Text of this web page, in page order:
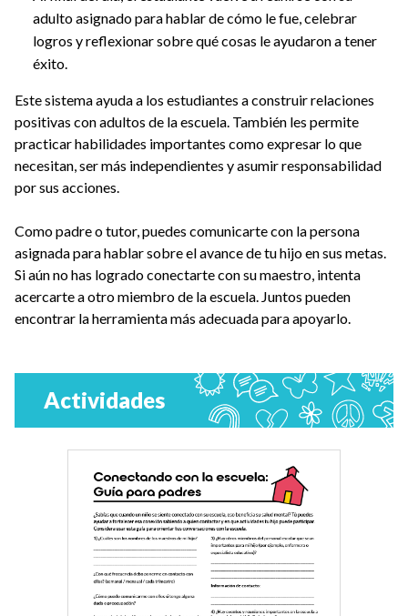
adulto asignado para hablar de cómo le fue, celebrar
logros y reflexionar sobre qué cosas le ayudaron a tener
éxito.
Este sistema ayuda a los estudiantes a construir relaciones
positivas con adultos de la escuela. También les permite
practicar habilidades importantes como expresar lo que
necesitan, ser más independientes y asumir responsabilidad
por sus acciones.
Como padre o tutor, puedes comunicarte con la persona
asignada para hablar sobre el avance de tu hijo en sus metas.
Si aún no has logrado conectarte con su maestro, intenta
acercarte a otro miembro de la escuela. Juntos pueden
encontrar la herramienta más adecuada para apoyarlo.
Actividades